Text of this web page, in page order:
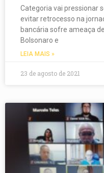
Categoria vai pressionar
evitar retrocesso na
bancária sofre ameaça
Bolsonaro e
LEIA MAIS »
23 de agosto de 2021